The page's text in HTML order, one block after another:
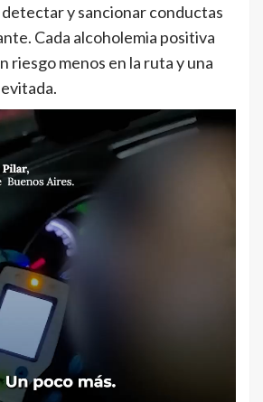
y sancionar conductas
Cada alcoholemia positiva
riesgo menos en la ruta y una